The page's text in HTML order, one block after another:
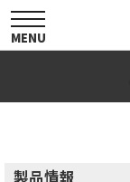
toggle
navigation
MENU
製品情報